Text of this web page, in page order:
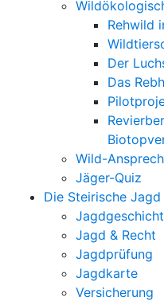
Rehwild
Der
Das
Wild-
Jäger-Quiz
Die Steirische Jagd
Jagd & Recht
Jagdprüfung
Jagdkarte
Versicherung